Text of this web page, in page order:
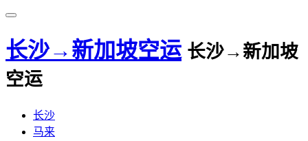
长沙→新加坡空运 长沙→新加坡
空运
长沙
马来